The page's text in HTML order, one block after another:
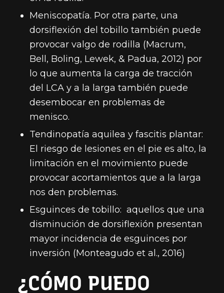
Meniscopatía. Por otra parte, una
dorsiflexión del tobillo también puede
provocar valgo de rodilla (Macrum,
Bell, Boling, Lewek, & Padua, 2012) por
lo que aumenta la carga de tracción
del LCA y a la larga también puede
desembocar en problemas de
menisco.
Tendinopatía aquilea y fascitis plantar:
El riesgo de lesiones en el pie es alto, la
limitación en el movimiento puede
provocar acortamientos que a la larga
nos den problemas.
Esguinces de tobillo: aquellos que una
disminución de dorsiflexión presentan
mayor incidencia de esguinces por
inversión (Monteagudo et al., 2016)
¿CÓMO PUEDO